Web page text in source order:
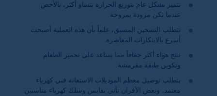
تتميز بشكل عام بتوزيع الحرارة بتساو أكثر، بالأخص
عندما تكن مزودة بمروحة.
تتطلب التسخين المسبق، علماً بأن هذه العملية أصبحت
أسرع بالابتكارات المعاصرة.
تنتج هواء أكثر جفافاً مما يساعد على تحمير الطعام
وتكوين طبقة مقرمشة.
يتطلب توصيل معظم الموديلات الاستعانة فني كهرباء
معتمد، وبعض الأفران تأتي بقابس وسلك كهرباء مناسبين